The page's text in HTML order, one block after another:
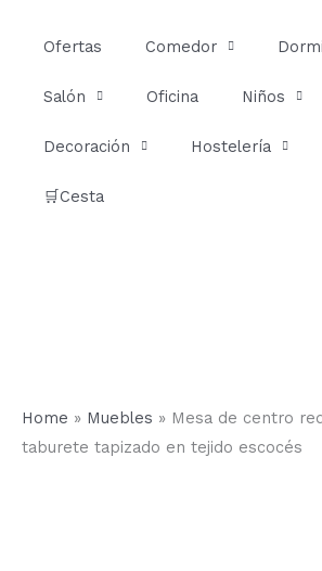
Ofertas Comedor
Salón Oficina Niños
Decoración Hostelería
🛒Cesta
Home » Muebles » Mesa de centro
taburete tapizado en tejido escocés